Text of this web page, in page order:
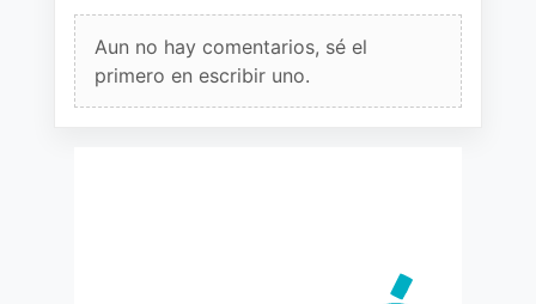
Aun no hay comentarios, sé el
primero en escribir uno.